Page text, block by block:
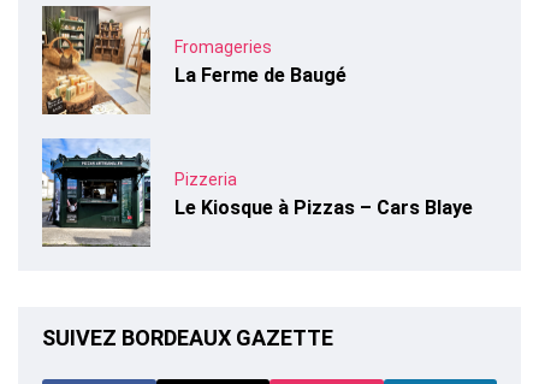
Fromageries
La Ferme de Baugé
Pizzeria
Le Kiosque à Pizzas – Cars Blaye
SUIVEZ BORDEAUX GAZETTE